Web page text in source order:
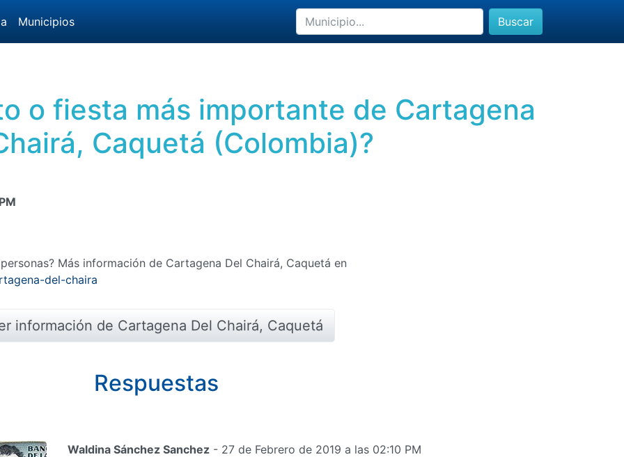
Municipios Buscar
o fiesta más importante de Cartagena
Caquetá (Colombia)?
Más información de Cartagena Del Chairá, Caquetá en
del-chaira
información de Cartagena Del Chairá, Caquetá
Respuestas
Waldina Sánchez Sanchez- 27 de Febrero de 2019 a las 02:10 PM